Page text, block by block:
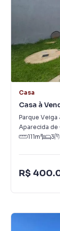
Casa
Casa à
Parque Veiga
Aparecida de
111m² 3
R$